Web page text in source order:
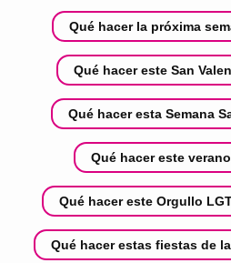
Qué hacer la próxima
Qué hacer este San
Qué hacer esta Semana
Qué hacer este
Qué hacer este Orgullo
Qué hacer estas fiestas de